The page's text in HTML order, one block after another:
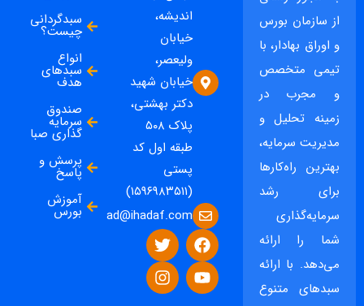
از سازمان بورس
و اوراق بهادار، با
تیمی متخصص
و مجرب در
زمینه تحلیل و
مدیریت سرمایه،
بهترین راه‌کارها
برای رشد
سرمایه‌گذاری
شما را ارائه
می‌دهد. با ارائه
سبدهای متنوع
اندیشه،
خیابان
ولیعصر،
خیابان شهید
دکتر بهشتی،
پلاک ۵۰۸
طبقه اول کد
پستی
(۱۵۹۶۹۸۳۵۱۱)
ad@ihadaf.com
سبدگردانی
چیست؟
انواع
سبدهای
هدف
صندوق
سرمایه
گذاری صبا
پرسش و
پاسخ
آموزش
بورس